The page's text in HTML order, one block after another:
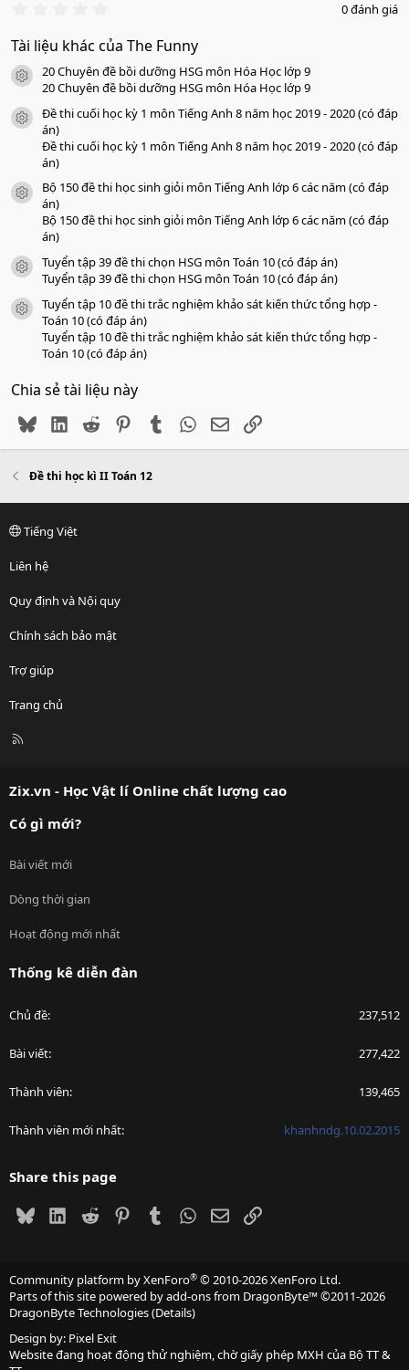
0
0
s
a
o
0 đánh giá
Tài liệu khác của The Funny
icon tài liệu
20 Chuyên đề bồi dưỡng HSG môn Hóa Học lớp 9
20 Chuyên đề bồi dưỡng HSG môn Hóa Học lớp 9
icon tài liệu
Đề thi cuối học kỳ 1 môn Tiếng Anh 8 năm học 2019 - 2020 (có đáp
án)
Đề thi cuối học kỳ 1 môn Tiếng Anh 8 năm học 2019 - 2020 (có đáp
án)
icon tài liệu
Bộ 150 đề thi học sinh giỏi môn Tiếng Anh lớp 6 các năm (có đáp
án)
Bộ 150 đề thi học sinh giỏi môn Tiếng Anh lớp 6 các năm (có đáp
án)
icon tài liệu
Tuyển tập 39 đề thi chọn HSG môn Toán 10 (có đáp án)
Tuyển tập 39 đề thi chọn HSG môn Toán 10 (có đáp án)
icon tài liệu
Tuyển tập 10 đề thi trắc nghiệm khảo sát kiến thức tổng hợp -
Toán 10 (có đáp án)
Tuyển tập 10 đề thi trắc nghiệm khảo sát kiến thức tổng hợp -
Toán 10 (có đáp án)
Chia sẻ tài liệu này
BlueskyLinkedIn
Reddit PinterestTumblr WhatsApp
EmailLink
Đề thi học kì II Toán 12
Tiếng Việt
Liên hệ
Quy định và Nội quy
Chính sách bảo mật
Trợ giúp
Trang chủ
R
Zix.vn - Học Vật lí Online chất lượng cao
Có gì mới?
Bài viết mới
Dòng thời gian
Hoạt động mới nhất
Thống kê diễn đàn
Chủ đề 237,512
Bài viết 277,422
Thành viên 139,465
Thành viên mới nhất khanhndg.10.02.2015
Share this page
BlueskyLinkedIn
Reddit PinterestTumblrWhatsApp
EmailLink
Community platform by XenForo® © 2010-2026 XenForo Ltd.
Parts of this site powered byadd-ons from DragonByte™©2011-2026
DragonByte Technologies(Details)
Design by: Pixel Exit
Website đang hoạt động thử nghiệm, chờ giấy phép MXH của Bộ TT &